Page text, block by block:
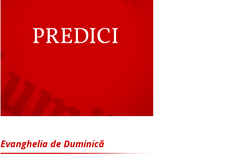
Evanghelia de Duminică